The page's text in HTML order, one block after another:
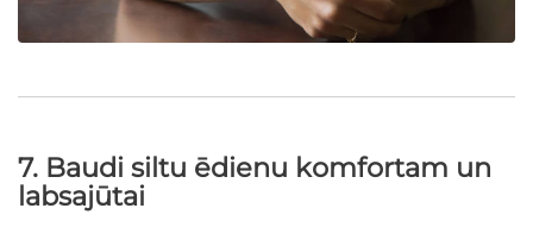
7. Baudi siltu ēdienu komfortam un
labsajūtai